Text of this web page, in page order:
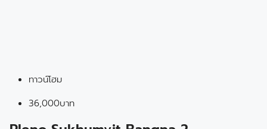
ทาวน์โฮม
36,000บาท